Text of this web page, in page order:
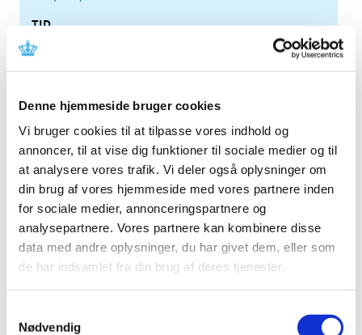
Denne hjemmeside bruger cookies
Vi bruger cookies til at tilpasse vores indhold og
annoncer, til at vise dig funktioner til sociale medier og til
at analysere vores trafik. Vi deler også oplysninger om
din brug af vores hjemmeside med vores partnere inden
for sociale medier, annonceringspartnere og
analysepartnere. Vores partnere kan kombinere disse
data med andre oplysninger, du har givet dem, eller som
de har indsamlet fra din brug af deres tjenester.
Nødvendig
TID
2026 (84)
2025 (158)
2023 (195)
2022 (197)
2021 (516)
2020 (263)
2019 (159)
2018 (150)
2017 (167)
2016 (167)
2014 (44)